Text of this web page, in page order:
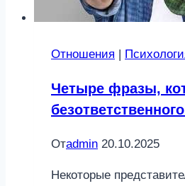
Отношения
Четыре фразы,
Отadmin 20.10.2025
Некоторые